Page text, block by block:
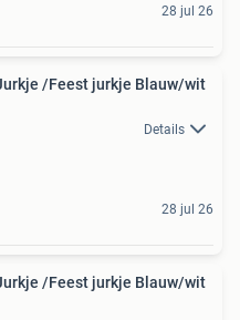
28 jul 26
/Feest jurkje Blauw/wit
Details
28 jul 26
/Feest jurkje Blauw/wit